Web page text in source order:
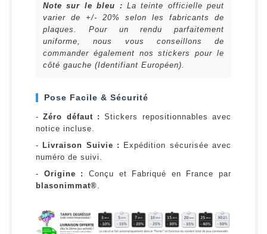
Note sur le bleu : La teinte officielle peut
varier de +/- 20% selon les fabricants de
plaques. Pour un rendu parfaitement
uniforme, nous vous conseillons de
commander également nos stickers pour le
côté gauche (Identifiant Européen).
Pose Facile & Sécurité
-Zéro défaut : Stickers repositionnables avec
notice incluse.
- Livraison Suivie :
Expédition sécurisée avec
numéro de suivi.
- Origine :
Conçu et Fabriqué en France par
blasonimmat®.